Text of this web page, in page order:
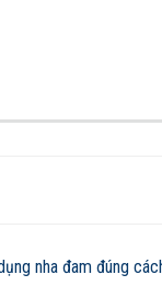
nha đam đúng